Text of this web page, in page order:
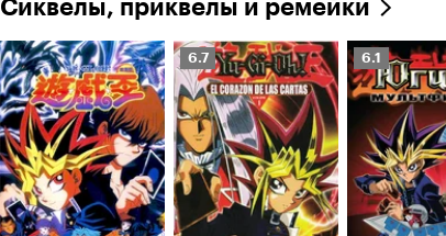
Сиквелы, приквелы и ремейки
Рейтинг
Кинопоиска
6.7
6.7
Рейтинг
Кинопоиска
6.1
6.1